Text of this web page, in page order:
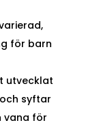
varierad,
för barn
utvecklat
syftar
vana för